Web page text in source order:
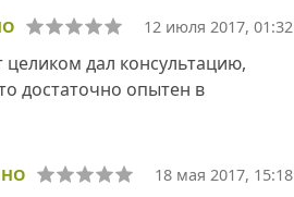
12 июля 2017, 01:32
дал консультацию,
достаточно опытен в
18 мая 2017, 15:18